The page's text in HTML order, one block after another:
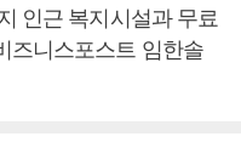
인근 복지시설과 무료
즈니스포스트 임한솔